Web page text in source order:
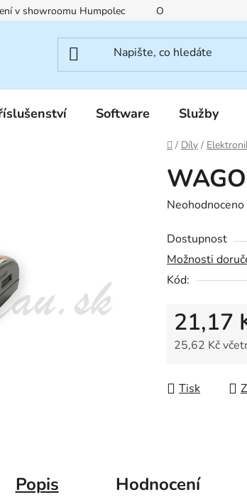
v showroomu Humpolec O nás
Software Služby
Domů
/ Díly /
Průměrné
produktu
je
0,0
hvězdiček.
Neohodnoceno
Dostupnost
Možnosti
Kód:
21,17
25,62 Kč
Tisk
Popis Hodnocení